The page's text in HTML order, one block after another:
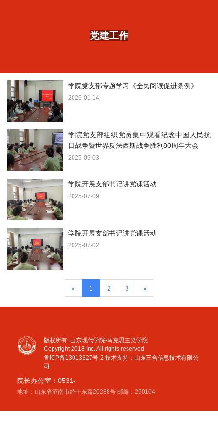
党建工作
学院党支部专题学习《全民阅读促进条例》
2026-01-14
学院党支部组织党员集中观看纪念中国人民抗
日战争暨世界反法西斯战争胜利80周年大会
2025-09-03
学院开展支部书记讲党课活动
2025-07-09
学院开展支部书记讲党课活动
2025-07-02
« 1 2 3 »
版权所有: 山东现代学院-马克思主义学院
Copyright 2018 Inc. All rights reserved
鲁ICP备13013327号-2 技术支持：山东三合信息技术有限公
司
院长办公室：0531-
地址：山东省济南市经十东路20288号 邮编：250104